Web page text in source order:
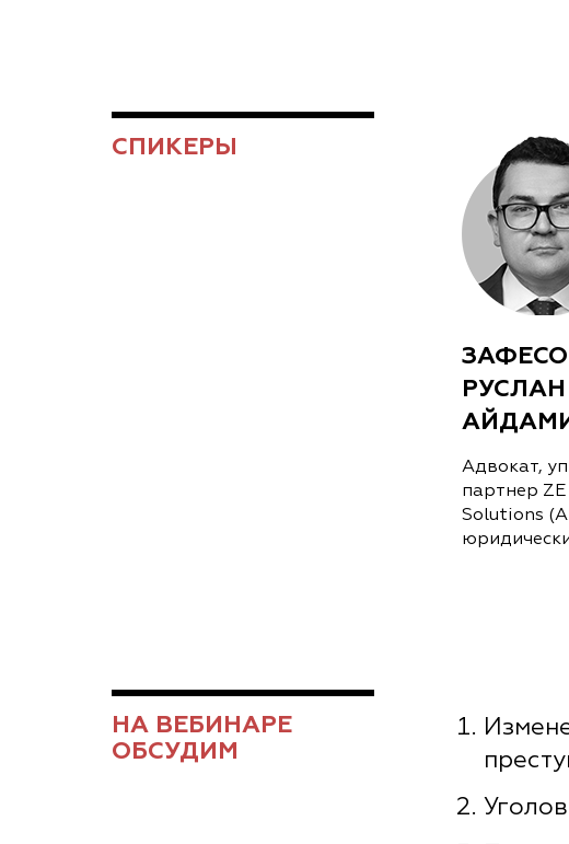
СПИКЕРЫ
РУСЛАН
Адвокат,
партнер
Solutions
НА ВЕБИНАРЕ
ОБСУДИМ